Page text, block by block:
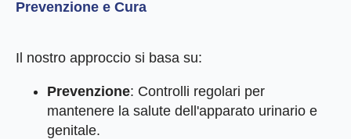
Prevenzione e Cura
Il nostro approccio si basa su:
Prevenzione: Controlli regolari per
mantenere la salute dell'apparato urinario e
genitale.